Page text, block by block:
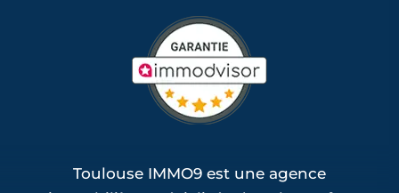
Toulouse IMMO9 est une agence